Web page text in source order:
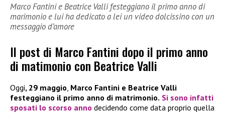
Marco Fantini e Beatrice Valli festeggiano il primo anno di
marimonio e lui ha dedicato a lei un video dolcissino con un
messaggio d’amore
Il post di Marco Fantini dopo il primo anno
di matimonio con Beatrice Valli
Oggi, 29 maggio Marco Fantini e Beatrice Valli
festeggiano il primo anno di matrimonio. Si sono infatti
sposati lo scorso anno decidendo come data proprio quella